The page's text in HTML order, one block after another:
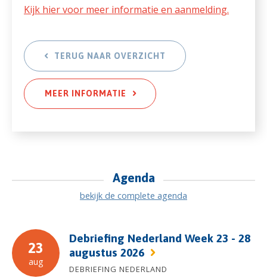
Kijk hier voor meer informatie en aanmelding.
TERUG NAAR OVERZICHT
MEER INFORMATIE
Agenda
bekijk de complete agenda
23
aug
Debriefing Nederland Week 23 - 28
augustus 2026
DEBRIEFING NEDERLAND